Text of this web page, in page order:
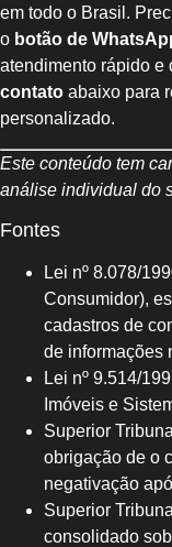
em todo o Brasil.
o botão de
atendimento rápido e
contato abaixo para
personalizado.
Este conteúdo tem
análise individual do
Fontes
Lei nº 8.078/
Consumidor),
cadastros de
de informações
Lei nº 9.514/
Imóveis e
Superior
obrigação de o
negativação
Superior
consolidado